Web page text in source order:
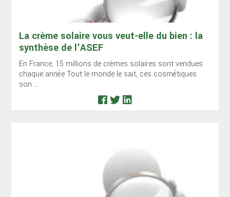
La crème solaire vous veut-elle du bien : la
synthèse de l’ASEF
En France, 15 millions de crèmes solaires sont vendues
chaque année Tout le monde le sait, ces cosmétiques
son ...